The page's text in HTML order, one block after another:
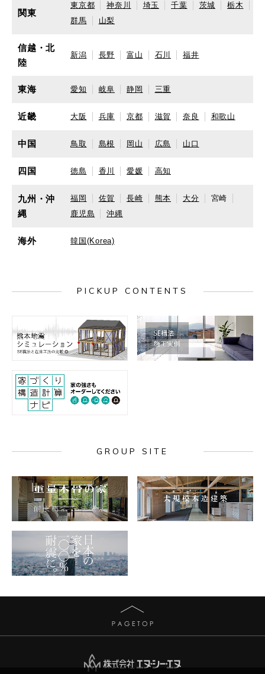
関東
東京都 神奈川 埼玉 千葉 茨城
栃木
群馬
山梨
信越・北
陸
新潟 長野 富山 石川 福井
東海 愛知 岐阜 静岡 三重
近畿 大阪 兵庫 京都 滋賀 奈良 和歌山
中国 鳥取 島根 岡山 広島 山口
四国 徳島 香川 愛媛 高知
九州・沖
縄
福岡 佐賀 長崎 熊本 大分
宮崎
鹿児島
沖縄
海外 韓国(Korea)
PICKUP CONTENTS
GROUP SITE